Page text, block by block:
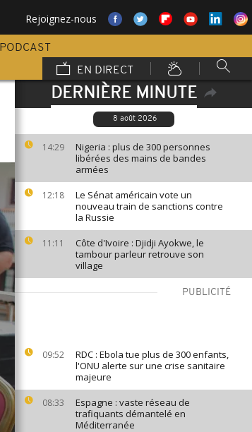
Rejoignez-nous
PODCAST
EN DIRECT
DERNIÈRE MINUTE
8 août 2026
14:29
Nigeria : plus de 300 personnes
libérées des mains de bandes
armées
12:18
Le Sénat américain vote un
nouveau train de sanctions contre
la Russie
11:11
Côte d'Ivoire : Djidji Ayokwe, le
tambour parleur retrouve son
village
PUBLICITÉ
09:52
RDC : Ebola tue plus de 300 enfants,
l'ONU alerte sur une crise sanitaire
majeure
08:33
Espagne : vaste réseau de
trafiquants démantelé en
Méditerranée